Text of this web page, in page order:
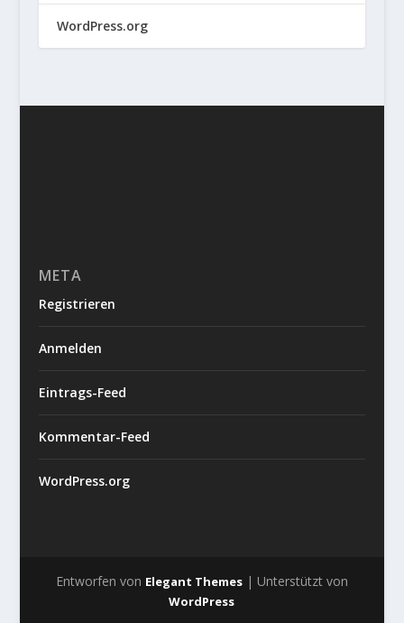
WordPress.org
META
Registrieren
Anmelden
Eintrags-Feed
Kommentar-Feed
WordPress.org
Entworfen von Elegant Themes| Unterstützt von
WordPress